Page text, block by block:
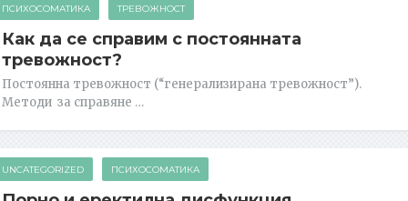
ПСИХОСОМАТИКА ТРЕВОЖНОСТ
Как да се справим с постоянната
тревожност?
Постоянна тревожност (“генерализирана тревожност”).
Методи за справяне …
UNCATEGORIZED ПСИХОСОМАТИКА